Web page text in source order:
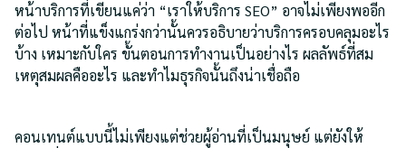
หน้าบริการที่เขียนแค่ว่า “เราให้บริการ SEO” อาจไม่เพียงพออีก
ต่อไป หน้าที่แข็งแกร่งกว่านั้นควรอธิบายว่าบริการครอบคลุมอะไร
บ้าง เหมาะกับใคร ขั้นตอนการทำงานเป็นอย่างไร ผลลัพธ์ที่สม
เหตุสมผลคืออะไร และทำไมธุรกิจนั้นถึงน่าเชื่อถือ
คอนเทนต์แบบนี้ไม่เพียงแต่ช่วยผู้อ่านที่เป็นมนุษย์ แต่ยังให้